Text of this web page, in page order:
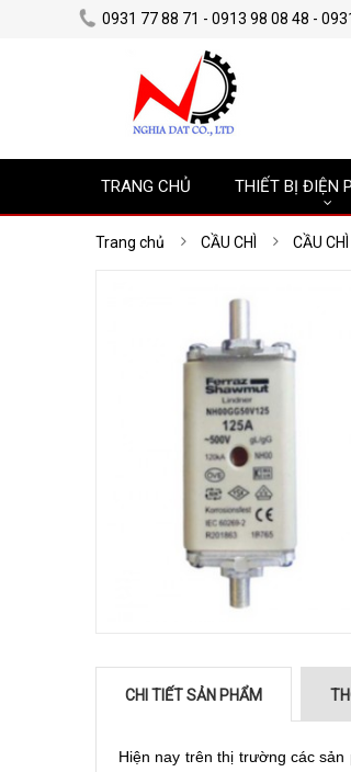
0931 77 88 71 - 0913 98 08 48 -
TRANG CHỦ THIẾT BỊ ĐIỆN
Trang chủ CẦU CHÌ CẦU
CHI TIẾT SẢN PHẨM
Hiện nay trên thị trường các